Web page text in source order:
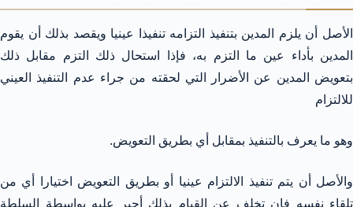
الأصل أن يلزم المدين بتنفيذ التزامه تنفيذا عينيا ويقصد بذلك أن يقوم
المدين بأداء عين ما التزم به، فإذا استحال ذلك التزم مقابل ذلك
بتعويض المدين عن الأضرار التي لحقته من جراء عدم التنفيذ العيني
للالتزام
وهو ما يعرف بالتنفيذ بمقابل أي بطريق التعويض.
والأصل أن يتم تنفيذ الالتزام عينيا أو بطريق التعويض اختيارا أي من
تلقاء نفسه فإن تخلف عن القيام بذلك أجبر عليه بواسطة السلطة